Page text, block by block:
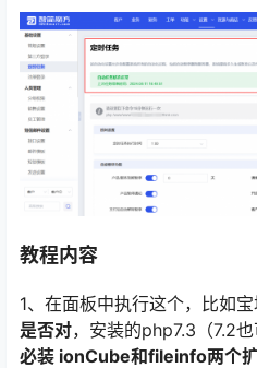
教程内容
1、在面板中执行这个，比如
是否对，安装的php7.3（7.2
必装 ionCube和fileinfo两个